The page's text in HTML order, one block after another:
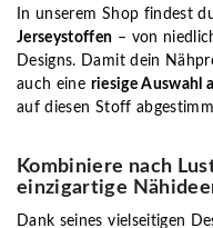
In unserem Shop findest
Jerseystoffen – von
Designs. Damit dein
auch eine riesige Auswahl
auf diesen Stoff
Kombiniere nach
einzigartige
Dank seines vielseitigen